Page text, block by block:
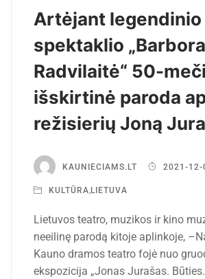
Artėjant legendinio
spektaklio „Barbora
Radvilaitė“ 50-
išskirtinė paroda
režisierių Joną
KAUNIECIAMS.LT 2021-12-
KULTŪRA,LIETUVA
Lietuvos teatro, muzikos ir kino
neeilinę parodą kitoje aplinkoje,
Kauno dramos teatro fojė nuo
ekspozicija „Jonas Jurašas.